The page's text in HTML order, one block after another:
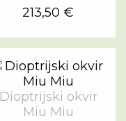
213,50 €
Dioptrijski okvir
Miu Miu